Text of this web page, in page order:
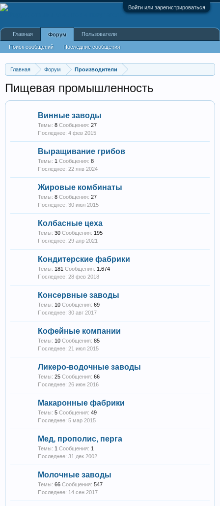
Войти или зарегистрироваться
Главная Форум Производители
Пищевая промышленность
Винные заводы
Темы: 8 Сообщения: 27
4 фев 2015
Выращивание грибов
Темы: 1 Сообщения: 8
22 янв 2024
Жировые комбинаты
Темы: 8 Сообщения: 27
30 июл 2015
Колбасные цеха
Темы: 30 Сообщения: 195
29 апр 2021
Кондитерские фабрики
Темы: 181 Сообщения: 1.674
28 фев 2018
Консервные заводы
Темы: 10 Сообщения: 69
30 авг 2017
Кофейные компании
Темы: 10 Сообщения: 85
21 июл 2015
Ликеро-водочные заводы
Темы: 25 Сообщения: 66
26 июн 2016
Макаронные фабрики
Темы: 5 Сообщения: 49
5 мар 2015
Мед, прополис, перга
Темы: 1 Сообщения: 1
31 дек 2002
Молочные заводы
Темы: 66 Сообщения: 547
14 сен 2017
Главная Форум
Поиск сообщений Последние сообщения
Пользователи